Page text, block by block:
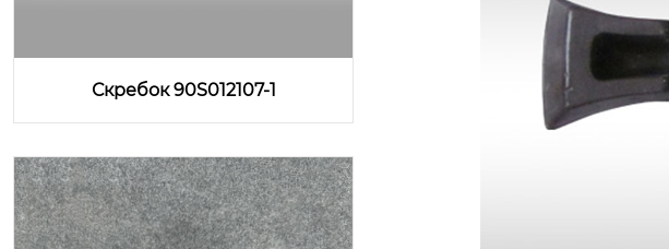
Скребок 90S012107-1